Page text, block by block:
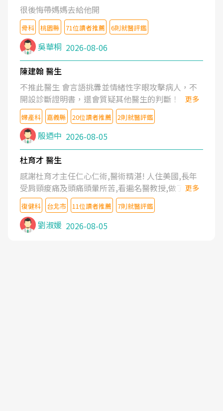
很後悔帶媽媽去給他開
骨科 桃園縣 71位讀者推薦 6則就醫評鑑
吳華桐 2026-08-06
陳建翰 醫生
不推此醫生 會言語挑釁並情緒性字眼攻擊病人，不
開設診斷證明書，還會質疑其他醫生的判斷！
更多
婦產科 嘉義縣 20位讀者推薦 2則就醫評鑑
殷迺中 2026-08-05
杜育才 醫生
感謝杜育才主任仁心仁術,醫術精湛! 人住美國,長年
受肩頸痠痛及頭痛頭暈所苦,看遍名醫教授,做了各種
檢查,也嘗試過西醫打針,中醫針灸及物理徒手治療都
沒有用,後來連吃到嗎啡類止痛藥都效果有限,只是壓
症狀,沒多久就痛起來,多年失眠嚴重影響生活品質.
台灣親友介紹忠孝醫院杜育才主任是頸頭症候群專
更多
復健科 台北市 11位讀者推薦 7則就醫評鑑
劉淑媛 2026-08-05